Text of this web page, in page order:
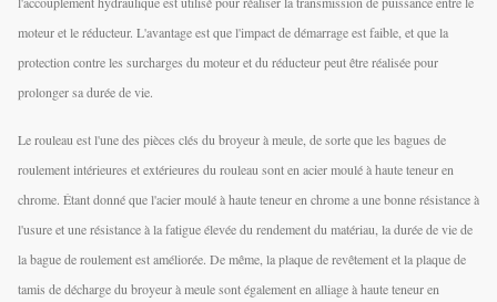
moteur et le réducteur. L'avantage est que l'impact de démarrage est faible, et que la
protection contre les surcharges du moteur et du réducteur peut être réalisée pour
prolonger sa durée de vie.
Le rouleau est l'une des pièces clés du broyeur à meule, de sorte que les bagues de
roulement intérieures et extérieures du rouleau sont en acier moulé à haute teneur en
chrome. Étant donné que l'acier moulé à haute teneur en chrome a une bonne résistance à
l'usure et une résistance à la fatigue élevée du rendement du matériau, la durée de vie de
la bague de roulement est améliorée. De même, la plaque de revêtement et la plaque de
tamis de décharge du broyeur à meule sont également en alliage à haute teneur en